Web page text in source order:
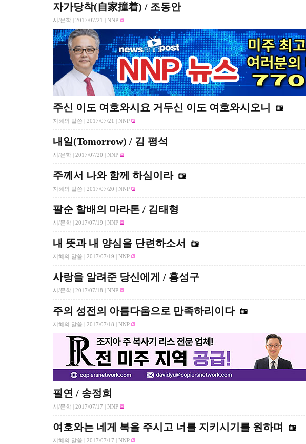
자가당착(自家撞着) / 조동안
시/문학 | 2017/07/21 | NNP
주신 이도 여호와시요 거두신 이도 여호와시오니
지혜의 말씀 | 2017/07/21 | NNP
내일(Tomorrow) / 김 평석
시/문학 | 2017/07/20 | NNP
주께서 나와 함께 하심이라
지혜의 말씀 | 2017/07/20 | NNP
팔순 할배의 마라톤 / 김태형
시/문학 | 2017/07/19 | NNP
내 뜻과 내 양심을 단련하소서
지혜의 말씀 | 2017/07/19 | NNP
사랑을 알려준 당신에게 / 홍성구
시/문학 | 2017/07/18 | NNP
주의 성전의 아름다움으로 만족하리이다
지혜의 말씀 | 2017/07/18 | NNP
필연 / 송정희
시/문학 | 2017/07/17 | NNP
여호와는 네게 복을 주시고 너를 지키시기를 원하며
지혜의 말씀 | 2017/07/17 | NNP